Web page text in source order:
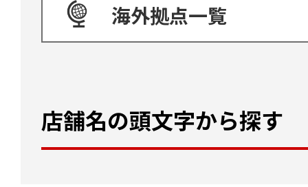
海外拠点一覧
店舗名の頭文字から探す